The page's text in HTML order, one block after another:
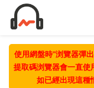
使用網盤時“浏覽器彈
提取碼浏覽器會一直使
如已經出現這種